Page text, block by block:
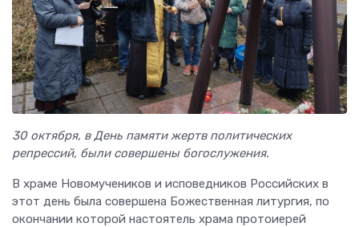
30 октября, в День памяти жертв политических
репрессий, были совершены богослужения.
В храме Новомучеников и исповедников Российских в
этот день была совершена Божественная литургия, по
окончании которой настоятель храма протоиерей